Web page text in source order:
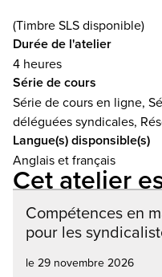
(Timbre SLS disponible)
Durée de l'atelier
4 heures
Série de cours
Série de cours en ligne,
déléguées syndicales,
Langue(s) disponsible(s)
Anglais et français
Cet atelier
Compétences en
pour les
le 29 novembre 2026